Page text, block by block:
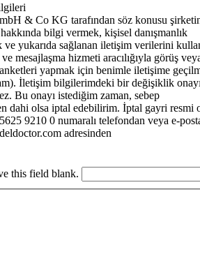
& Co KG tarafından söz konusu
bilgi vermek, kişisel danışmanlık
ve yukarıda sağlanan iletişim verilerini
mesajlaşma hizmeti aracılığıyla görüş
yapmak için benimle iletişime
İletişim bilgilerimdeki bir değişiklik
Bu onayı istediğim zaman, sebep
dahi olsa iptal edebilirim. İptal gayri resmi
9210 0 numaralı telefondan veya e-
adresinden
this field blank.